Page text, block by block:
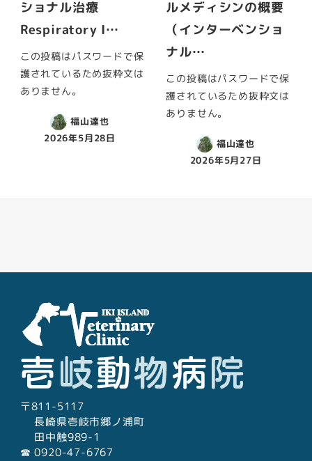
ショナル治療
Respiratory I…
この投稿はパスワードで保
護されているため抜粋文は
ありません。
福山達也
2026年5月28日
ルメディシンの概要
（インターベンショ
ナル…
この投稿はパスワードで保
護されているため抜粋文は
ありません。
福山達也
2026年5月27日
〒811-5117
長崎県壱岐市郷ノ浦町
田中触989-1
☎︎ 0920-47-6767